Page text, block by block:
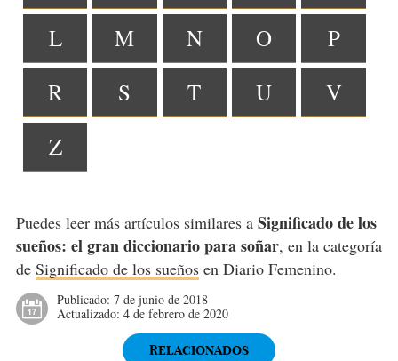
L
M N O
P
R
S T U
V
Z
Puedes leer más artículos similares a Significado de los
sueños: el gran diccionario para soñar, en la categoría
de Significado de los sueñosen Diario Femenino.
Publicado: 7 de junio de 2018
Actualizado: 4 de febrero de 2020
RELACIONADOS